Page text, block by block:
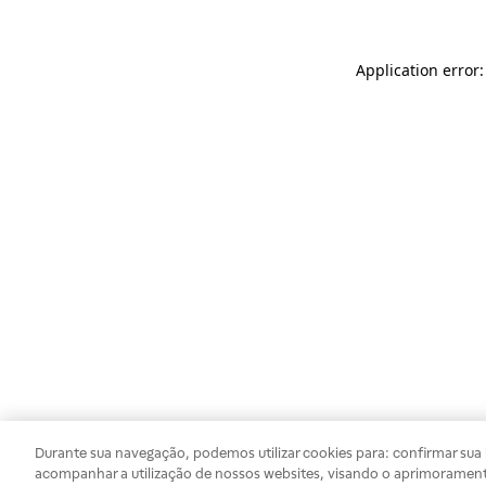
Application
Durante sua navegação, podemos utilizar cookies para: confirmar
acompanhar a utilização de nossos websites, visando o